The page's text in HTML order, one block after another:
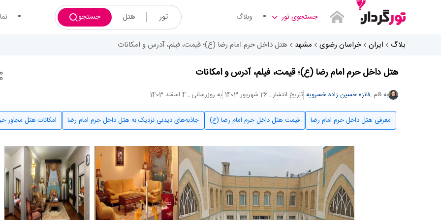
جستجوی تور وبلاگ تور هتل جستجو
بلاگ ایران خراسان رضوی مشهد هتل داخل حرم امام رضا (ع)؛ قیمت، فیلم، آدرس و امکانات
هتل داخل حرم امام رضا (ع)؛ قیمت، فیلم، آدرس و امکانات
به قلم :فائزه حسین زاده خسرویه تاریخ انتشار : 26 شهریور 1403 به روزرسانی : 4 اسفند 1403
معرفی هتل داخل حرم امام رضا قیمت هتل داخل حرم امام رضا (ع) جاذبه‌های دیدنی نزدیک به هتل داخل حرم امام رضا امکانات هتل مجاور